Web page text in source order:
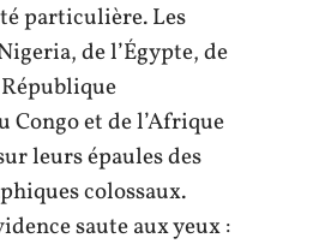
particulière. Les
de l’Égypte, de
Congo et de l’Afrique
leurs épaules des
colossaux.
saute aux yeux :